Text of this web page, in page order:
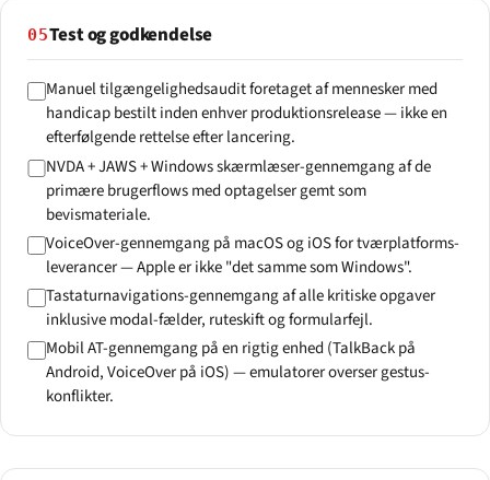
05Test og godkendelse
Manuel tilgængelighedsaudit foretaget af mennesker med
handicap bestilt inden enhver produktionsrelease — ikke en
efterfølgende rettelse efter lancering.
NVDA + JAWS + Windows skærmlæser-gennemgang af de
primære brugerflows med optagelser gemt som
bevismateriale.
VoiceOver-gennemgang på macOS og iOS for tværplatforms-
leverancer — Apple er ikke "det samme som Windows".
Tastaturnavigations-gennemgang af alle kritiske opgaver
inklusive modal-fælder, ruteskift og formularfejl.
Mobil AT-gennemgang på en rigtig enhed (TalkBack på
Android, VoiceOver på iOS) — emulatorer overser gestus-
konflikter.